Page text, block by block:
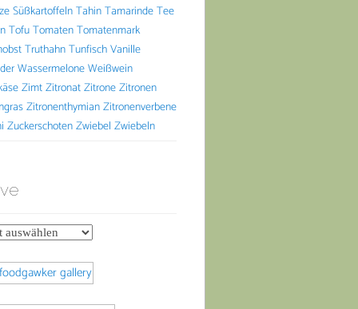
SüßkartoffelnTahinTamarindeTee
TofuTomatenTomatenmark
TruthahnTunfischVanille
WassermeloneWeißwein
ZimtZitronatZitroneZitronen
ZitronenthymianZitronenverbene
ZuckerschotenZwiebel Zwiebeln